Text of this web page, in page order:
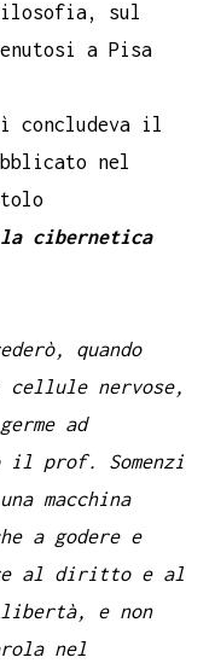
sul
a Pisa
concludeva il
nel
cibernetica
quando
cellule nervose,
ad
il prof. Somenzi
macchina
a godere e
al diritto e al
e non
nel